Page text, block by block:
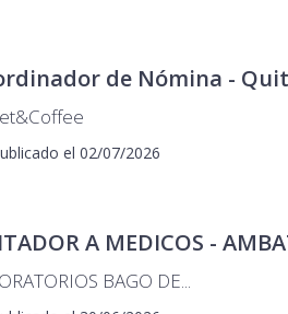
de Nómina -
el 02/07/2026
A MEDICOS -
BAGO DE...